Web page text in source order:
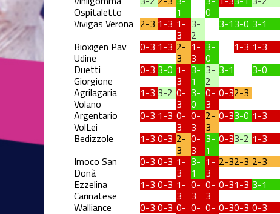
Ospitaletto 1 0
Vivigas Verona 2-3 1-3 1-
3
3-
2
3-13-0 3-1
Bioxigen Pav
Udine
0-3 1-3 2-
3
1-
3
3-
0
1-3 1-3
Duetti
Giorgione
0-3 3-0 1-
3
3-
1
3-
2
3-1 3-0
Agrilagaria
Volano
1-3 3-2 0-
3
3-
0
0-
3
0-32-3
Argentario
VolLei
0-3 1-3 0-
3
0-
3
2-
3
0-33-0 1-3
Bedizzole
1-3 0-3 2-
3
0-
3
3-
1
0-33-2 1-3
Imoco San
Donà
0-3 0-3 1-
3
3-
1
1-
3
2-32-3 2-3
Ezzelina
Carinatese
1-3 0-3 1-
3
0-
3
0-
3
0-31-3 3-1
Walliance
0-3 0-3 0- 0- 0- 0-30-3 0-3